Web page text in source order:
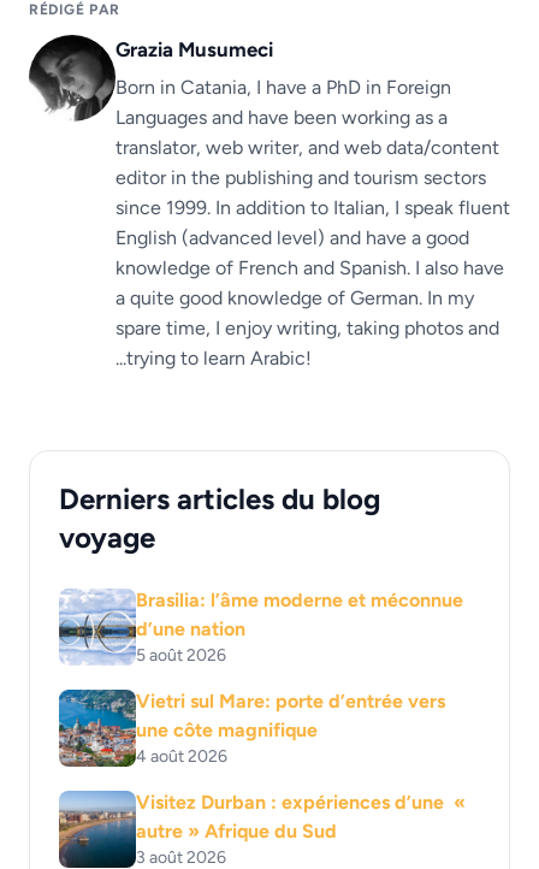
RÉDIGÉ PAR
Grazia Musumeci
Born in Catania, I have a PhD in Foreign
Languages ​​and have been working as a
translator, web writer, and web data/content
editor in the publishing and tourism sectors
since 1999. In addition to Italian, I speak fluent
English (advanced level) and have a good
knowledge of French and Spanish. I also have
a quite good knowledge of German. In my
spare time, I enjoy writing, taking photos and
...trying to learn Arabic!
Derniers articles du blog
voyage
Brasilia: l’âme moderne et méconnue
d’une nation
5 août 2026
Vietri sul Mare: porte d’entrée vers
une côte magnifique
4 août 2026
Visitez Durban : expériences d’une «
autre » Afrique du Sud
3 août 2026